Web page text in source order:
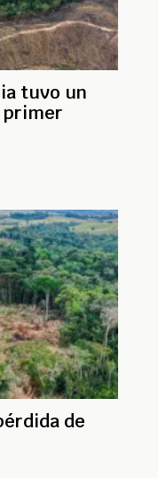
tuvo un
primer
de